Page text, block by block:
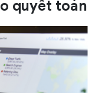
quyết toán